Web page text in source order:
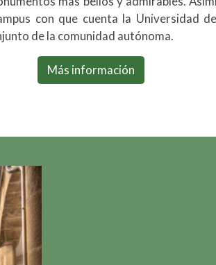
con que cuenta la Universidad
de la comunidad autónoma.
Más información